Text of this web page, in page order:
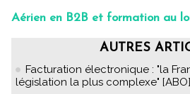
Aérien en B2B et formation au
AUTRES
Facturation électronique : "la
législation la plus complexe" [ABO]